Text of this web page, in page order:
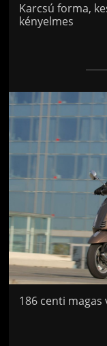
Karcsú forma,
kényelmes
186 centi magas